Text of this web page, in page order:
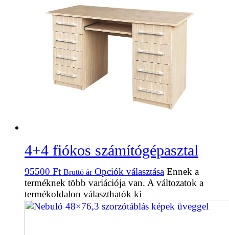
4+4 fiókos számítógépasztal
95500 Ft Bruttó ár Opciók választása Ennek a
terméknek több variációja van. A változatok a
termékoldalon választhatók ki